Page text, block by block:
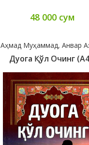
48 000 сум
Аҳмад Муҳаммад, Анвар
Дуога Қўл Очинг